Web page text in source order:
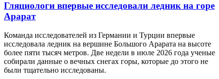
Гляциологи впервые исследовали ледник на горе
Арарат
Команда исследователей из Германии и Турции впервые
исследовала ледник на вершине Большого Арарата на высоте
более пяти тысяч метров. Две недели в июле 2026 года ученые
собирали данные о вечных снегах горы, которые до этого не
были тщательно исследованы.